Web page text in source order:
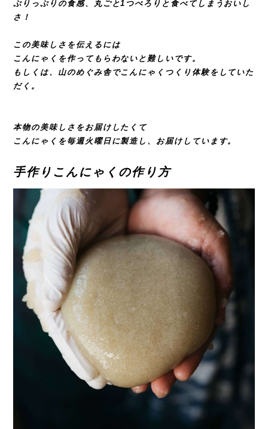
ぷりっぷりの食感、丸ごと1つぺろりと食べてしまうおいし
さ！
この美味しさを伝えるには
こんにゃくを作ってもらわないと難しいです。
もしくは、山のめぐみ舎でこんにゃくつくり体験をしていた
だく。
本物の美味しさをお届けしたくて
こんにゃくを毎週火曜日に製造し、お届けしています。
手作りこんにゃくの作り方